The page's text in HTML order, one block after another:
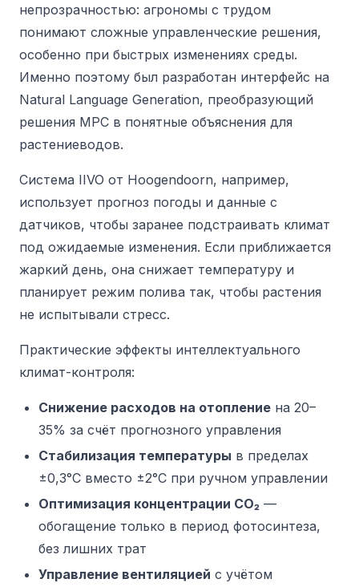
непрозрачностью: агрономы с трудом
понимают сложные управленческие решения,
особенно при быстрых изменениях среды.
Именно поэтому был разработан интерфейс на
Natural Language Generation, преобразующий
решения MPC в понятные объяснения для
растениеводов.
Система IIVO от Hoogendoorn, например,
использует прогноз погоды и данные с
датчиков, чтобы заранее подстраивать климат
под ожидаемые изменения. Если приближается
жаркий день, она снижает температуру и
планирует режим полива так, чтобы растения
не испытывали стресс.
Практические эффекты интеллектуального
климат-контроля:
Снижение расходов на отопление на 20–
35% за счёт прогнозного управления
Стабилизация температуры в пределах
±0,3°C вместо ±2°C при ручном управлении
Оптимизация концентрации CO₂ —
обогащение только в период фотосинтеза,
без лишних трат
Управление вентиляцией с учётом